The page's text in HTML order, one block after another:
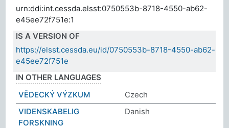
urn:ddi:int.cessda.elsst:0750553b-8718-4550-ab62-
e45ee72f751e:1
IS A VERSION OF
https://elsst.cessda.eu/id/0750553b-8718-4550-ab62-
e45ee72f751e
IN OTHER LANGUAGES
VĚDECKÝ VÝZKUM
Czech
VIDENSKABELIG
FORSKNING
Danish